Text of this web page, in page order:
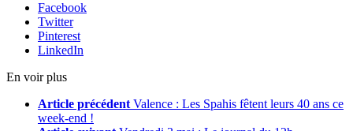
Facebook
Twitter
Pinterest
LinkedIn
En voir plus
Article précédent Valence : Les Spahis fêtent leurs 40 ans ce
week-end !